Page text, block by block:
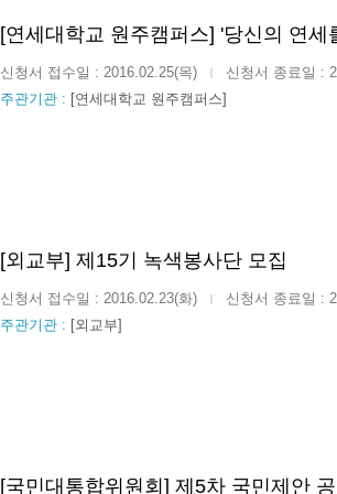
[연세대학교 원주캠퍼스] '당신의 연
신청서 접수일 : 2016.02.25(목) |
신청서 종료일 :
주관기관 : [연세대학교 원주캠퍼스]
[외교부] 제15기 녹색봉사단 모집
신청서 접수일 : 2016.02.23(화) |
신청서 종료일 :
주관기관 : [외교부]
[국민대통합위원회] 제5차 국민제안